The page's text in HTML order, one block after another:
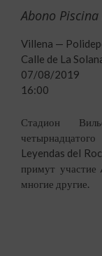
Abono
Villena —
Calle de La
07/08/2019
16:00
Стадион
Leyendas del
примут участие
многие другие.